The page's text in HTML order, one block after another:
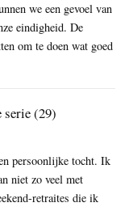
we een gevoel van
eindigheid. De
om te doen wat goed
serie (29)
persoonlijke tocht. Ik
niet zo veel met
retraites die ik